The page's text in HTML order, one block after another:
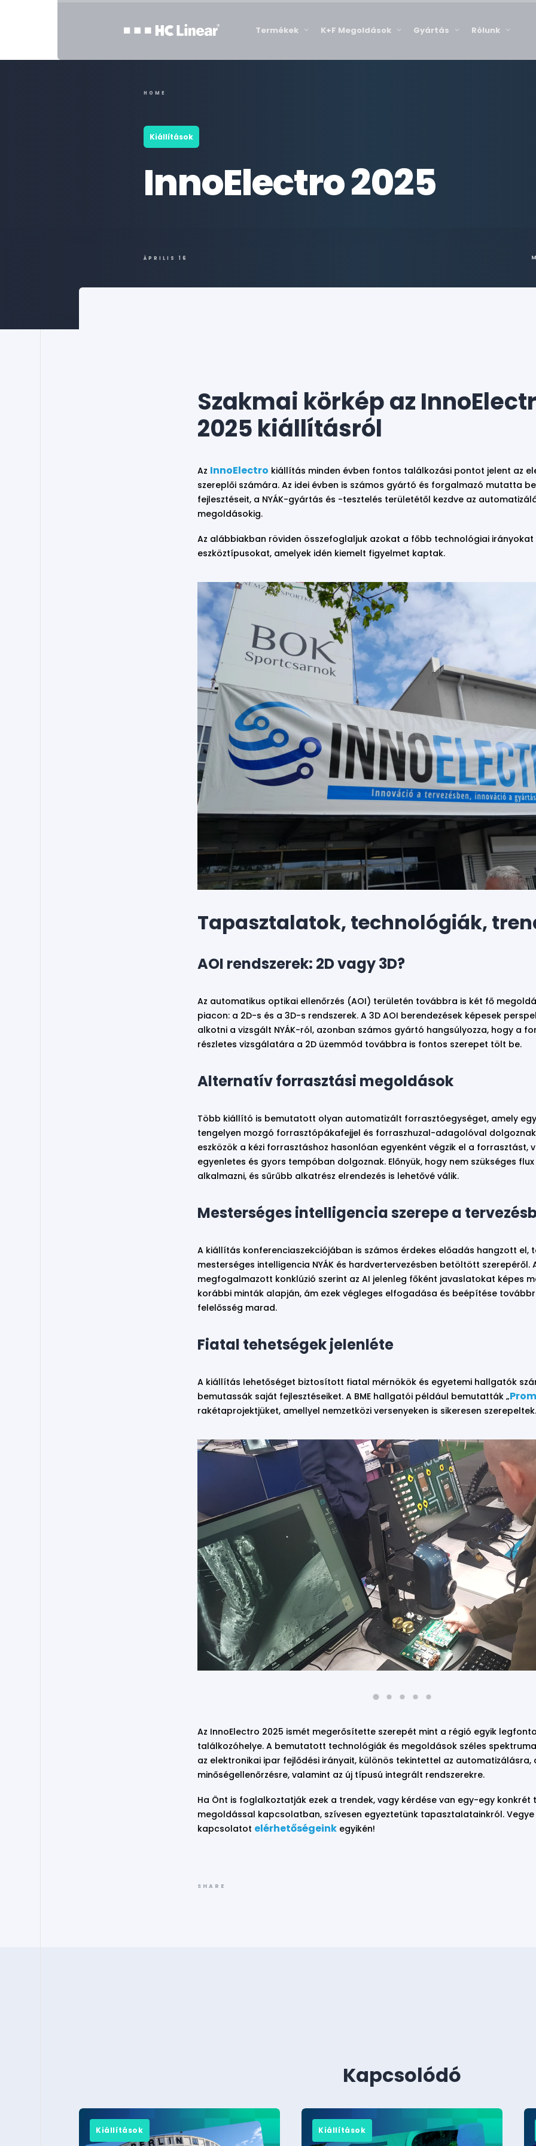
Termékek K+F Megoldások Gyártás Rólunk
HOME
Kiállítások
InnoElectro 2025
ÁPRILIS 16
Szakmai körkép az
2025 kiállításról
Az InnoElectro kiállítás minden évben fontos találkozási pontot jelent az
szereplői számára. Az idei évben is számos gyártó és forgalmazó mutatta
fejlesztéseit, a NYÁK-gyártás és -tesztelés területétől kezdve az
megoldásokig.
Az alábbiakban röviden összefoglaljuk azokat a főbb technológiai irányokat
eszköztípusokat, amelyek idén kiemelt figyelmet kaptak.
Tapasztalatok, technológiák,
AOI rendszerek: 2D vagy 3D?
Az automatikus optikai ellenőrzés (AOI) területén továbbra is két fő
piacon: a 2D-s és a 3D-s rendszerek. A 3D AOI berendezések képesek
alkotni a vizsgált NYÁK-ról, azonban számos gyártó hangsúlyozza, hogy a
részletes vizsgálatára a 2D üzemmód továbbra is fontos szerepet tölt be.
Alternatív forrasztási megoldások
Több kiállító is bemutatott olyan automatizált forrasztóegységet, amely
tengelyen mozgó forrasztópákafejjel és forraszhuzal-adagolóval dolgoznak.
eszközök a kézi forrasztáshoz hasonlóan egyenként végzik el a forrasztást,
egyenletes és gyors tempóban dolgoznak. Előnyük, hogy nem szükséges
alkalmazni, és sűrűbb alkatrész elrendezés is lehetővé válik.
Mesterséges intelligencia szerepe a
A kiállítás konferenciaszekciójában is számos érdekes előadás hangzott el,
mesterséges intelligencia NYÁK és hardvertervezésben betöltött szerepéről.
megfogalmazott konklúzió szerint az AI jelenleg főként javaslatokat képes
korábbi minták alapján, ám ezek végleges elfogadása és beépítése
felelősség marad.
Fiatal tehetségek jelenléte
A kiállítás lehetőséget biztosított fiatal mérnökök és egyetemi hallgatók
bemutassák saját fejlesztéseiket. A BME hallgatói például bemutatták „
rakétaprojektjüket, amellyel nemzetközi versenyeken is sikeresen szerepeltek.
Az InnoElectro 2025 ismét megerősítette szerepét mint a régió egyik
találkozóhelye. A bemutatott technológiák és megoldások széles
az elektronikai ipar fejlődési irányait, különös tekintettel az automatizálásra,
minőségellenőrzésre, valamint az új típusú integrált rendszerekre.
Ha Önt is foglalkoztatják ezek a trendek, vagy kérdése van egy-egy konkrét
megoldással kapcsolatban, szívesen egyeztetünk tapasztalatainkról.
kapcsolatot elérhetőségeinkegyikén!
SHARE
Kapcsolódó
Kiállítások Kiállítások